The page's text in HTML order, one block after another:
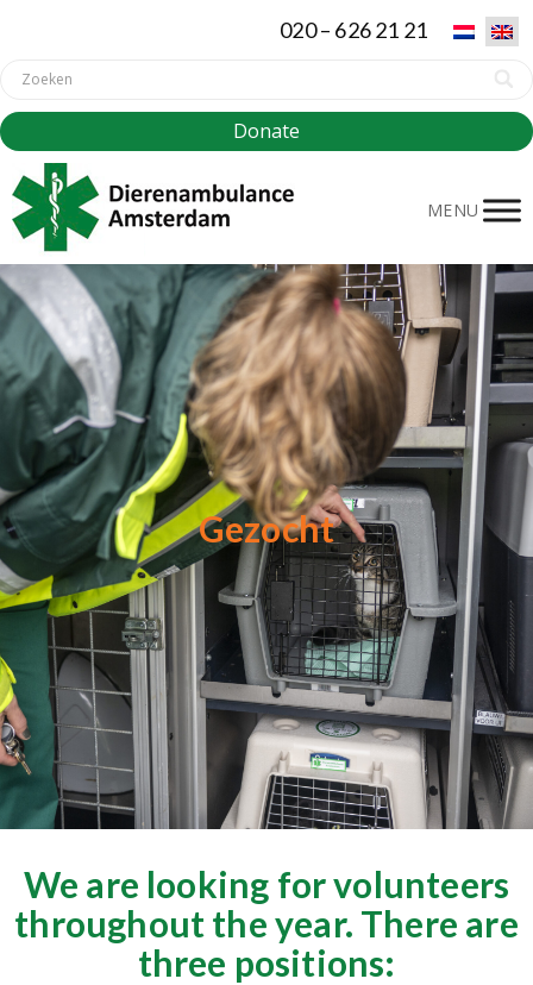
020 – 626 21 21
Donate
MENU
Gezocht
We are looking for volunteers
throughout the year. There are
three positions: